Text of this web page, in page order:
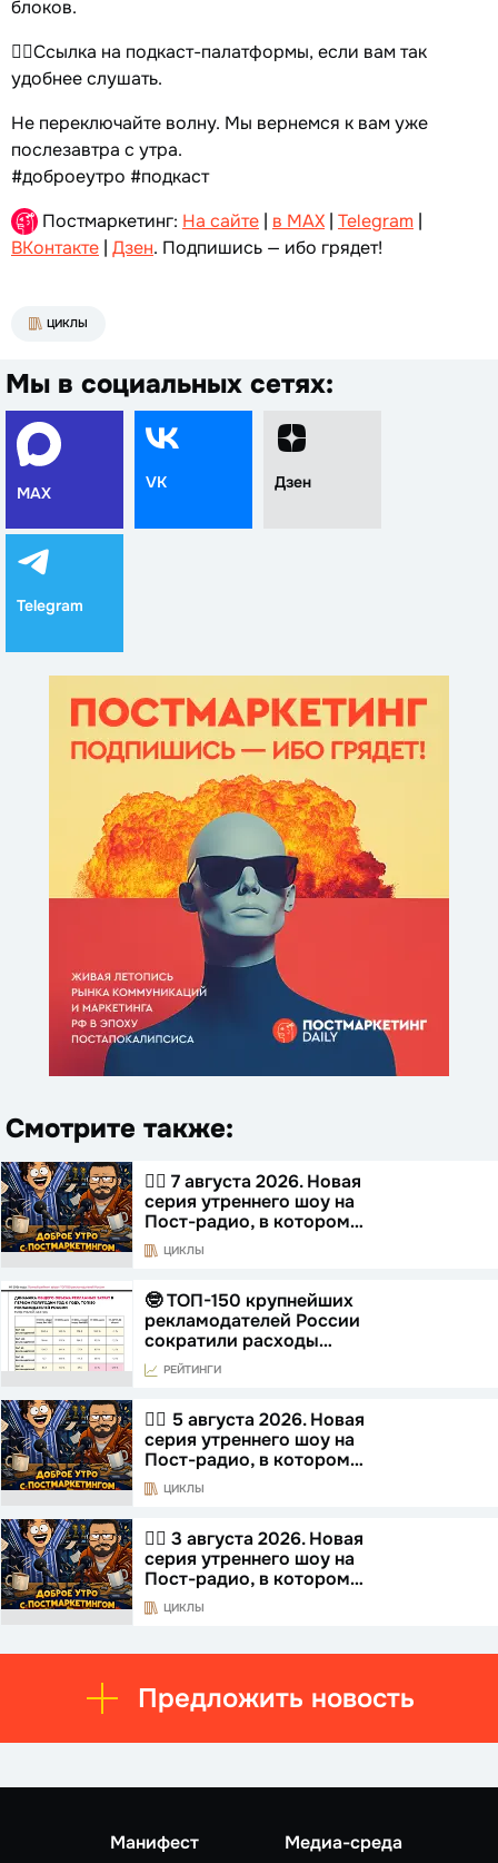
блоков.
👉🏻Ссылка на подкаст-палатформы, если вам так
удобнее слушать.
Не переключайте волну. Мы вернемся к вам уже
послезавтра с утра.
#доброеутро #подкаст
Постмаркетинг: На сайте | в MAX | Telegram |
ВКонтакте | Дзен. Подпишись — ибо грядет!
ЦИКЛЫ
Мы в социальных сетях:
MAX
VK Дзен
Telegram
Смотрите также:
☝🏻 7 августа 2026. Новая
серия утреннего шоу на
Пост-радио, в котором…
ЦИКЛЫ
🤓 ТОП-150 крупнейших
рекламодателей России
сократили расходы…
РЕЙТИНГИ
☝🏻 5 августа 2026. Новая
серия утреннего шоу на
Пост-радио, в котором…
ЦИКЛЫ
☝🏻 3 августа 2026. Новая
серия утреннего шоу на
Пост-радио, в котором…
ЦИКЛЫ
Предложить новость
Манифест Медиа-среда